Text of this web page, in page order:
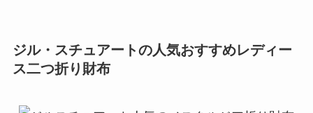
ジル・スチュアートの人気おすすめレディー
ス二つ折り財布